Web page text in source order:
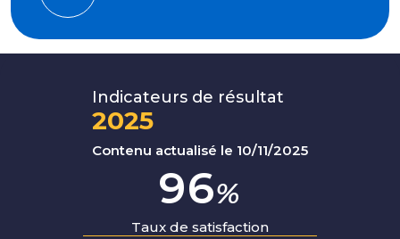
Indicateurs de résultat
2025
Contenu actualisé le 10/11/2025
96%
Taux de satisfaction